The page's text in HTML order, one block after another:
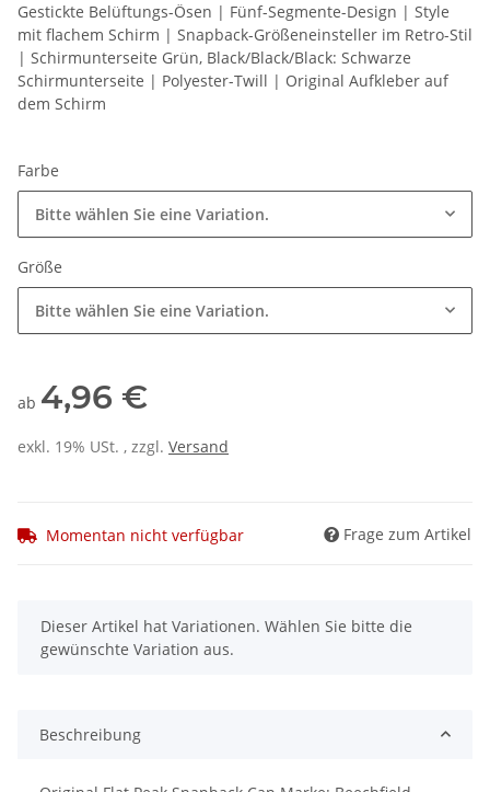
Gestickte Belüftungs-Ösen | Fünf-Segmente-Design | Style
mit flachem Schirm | Snapback-Größeneinsteller im Retro-Stil
| Schirmunterseite Grün, Black/Black/Black: Schwarze
Schirmunterseite | Polyester-Twill | Original Aufkleber auf
dem Schirm
Farbe
Bitte wählen Sie eine Variation.
Größe
Bitte wählen Sie eine Variation.
ab 4,96 €
exkl. 19% USt. , zzgl. Versand
Momentan nicht verfügbar Frage zum Artikel
x
Dieser Artikel hat Variationen. Wählen Sie bitte die
gewünschte Variation aus.
Beschreibung